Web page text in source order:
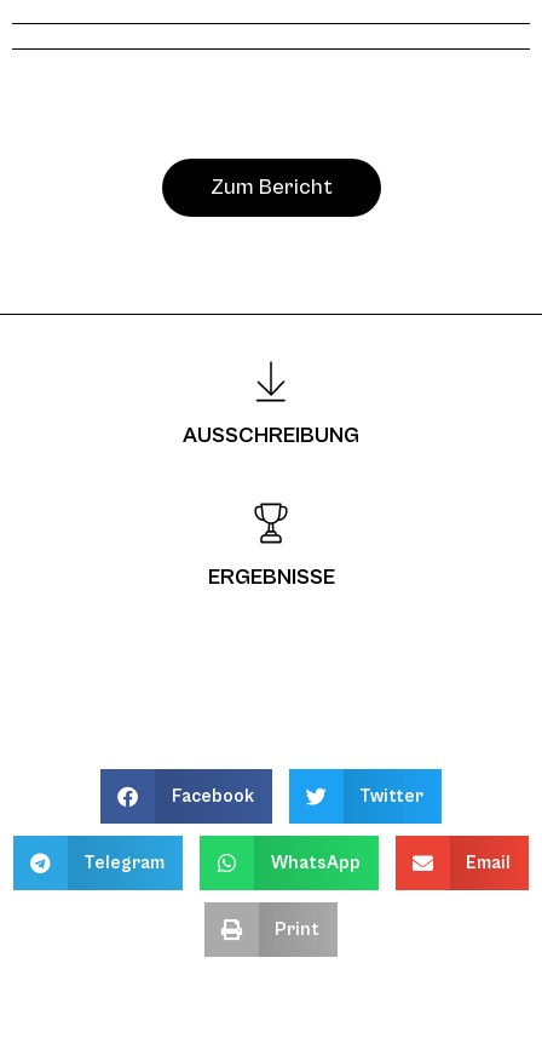
Zum Bericht
AUSSCHREIBUNG
ERGEBNISSE
Facebook Twitter
Telegram WhatsApp Email
Print